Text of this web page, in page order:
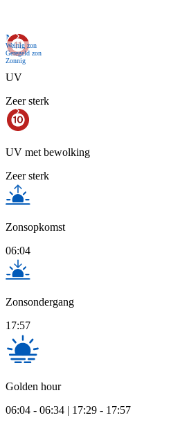
Nu
Weinig zon
Geregeld zon
Zonnig
UV
Zeer sterk
UV met bewolking
Zeer sterk
Zonsopkomst
06:04
Zonsondergang
17:57
Golden hour
06:04 - 06:34 | 17:29 - 17:57